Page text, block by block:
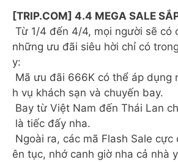
[TRIP.COM] 4.4 MEGA SALE
Từ 1/4 đến 4/4, mọi người sẽ có
những ưu đãi siêu hời chỉ có
y:
Mã ưu đãi 666K có thể áp dụng
h vụ khách sạn và chuyến bay.
Bay từ Việt Nam đến Thái Lan
là tiếc đấy nha.
Ngoài ra, các mã Flash Sale
ên tục, nhớ canh giờ nha cả nhà